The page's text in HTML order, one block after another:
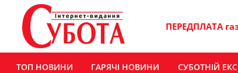
ПЕРЕДПЛАТА
ТОП НОВИНИ ГАРЯЧІ НОВИНИ СУБОТНІЙ